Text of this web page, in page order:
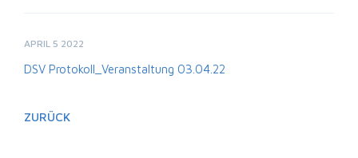
APRIL 5 2022
DSV Protokoll_Veranstaltung 03.04.22
ZURÜCK